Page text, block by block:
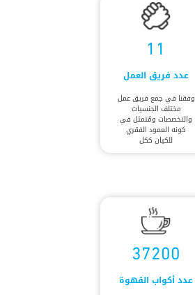
11
عدد فريق العمل
وفقنا في جمع فريق عمل
مختلف الجنسيات
والتخصصات ومُتمثل في
كونه العمود الفقري
للكيان ككل
37200
عدد أكواب القهوة